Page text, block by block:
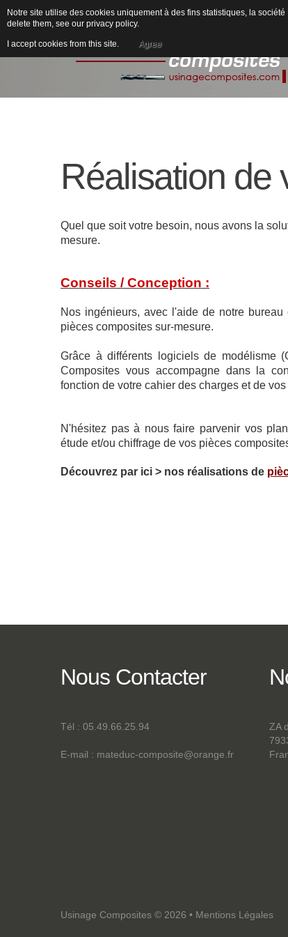
Réalisation de
Quel que soit votre besoin, nous avons la
mesure.
Conseils / Conception :
Nos ingénieurs, avec l'aide de notre
pièces composites sur-mesure.
Grâce à différents logiciels de modélisme
Composites vous accompagne dans la
fonction de votre cahier des charges et de
N'hésitez pas à nous faire parvenir vos
étude et/ou chiffrage de vos pièces
Découvrez par ici > nos réalisations de
Nous Contacter
Tél : 05.49.66.25.94
E-mail : mateduc-composite@orange.fr
ZA
Usinage Composites © 2026 • Mentions Légales
Notre site utilise des cookies uniquement à des fins statistiques, la
delete them, see our privacy policy.
I accept cookies from this site. Agree